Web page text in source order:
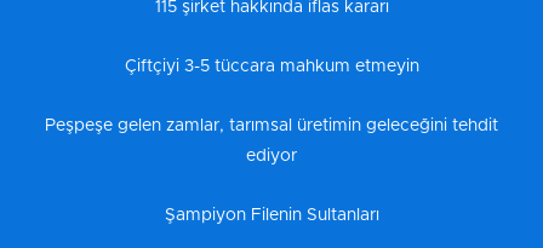
115 şirket hakkında iflas kararı
Çiftçiyi 3-5 tüccara mahkum etmeyin
Peşpeşe gelen zamlar, tarımsal üretimin geleceğini tehdit
ediyor
Şampiyon Filenin Sultanları